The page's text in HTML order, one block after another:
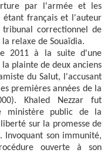
par l'armée et les
étant français et l'auteur
correctionnel de
relaxe de Souaïdia.
2011 à la suite d'une
plainte de deux anciens
du Salut, l'accusant
premières années de la
Khaled Nezzar fut
ministère public de la
sur la promesse de
son immunité,
ouverte à son